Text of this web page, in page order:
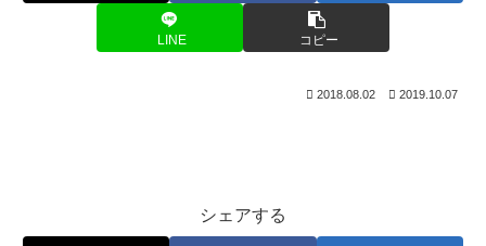
LINE コピー
2018.08.02 2019.10.07
シェアする